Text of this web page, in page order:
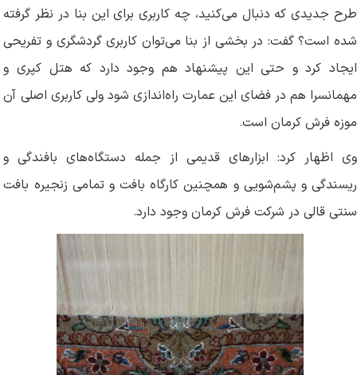
طرح جدیدی که دنبال می‌کنید، چه کاربری برای این بنا در نظر گرفته
شده است؟ گفت: در بخشی از بنا می‌توان کاربری گردشگری و تفریحی
ایجاد کرد و حتی این پیشنهاد هم وجود دارد که هتل کپری و
مهمانسرا هم در فضای این عمارت راه‌اندازی شود ولی کاربری اصلی آن
موزه فرش کرمان است.
وی اظهار کرد: ابزارهای قدیمی از جمله دستگاه‌های بافندگی و
ریسندگی و پشم‌شویی و همچنین کارگاه بافت و تمامی زنجیره بافت
سنتی قالی در شرکت فرش کرمان وجود دارد.